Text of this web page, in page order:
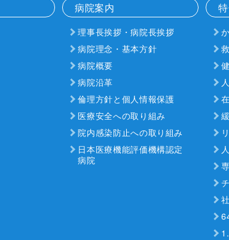
病院案内
理事長挨拶・病院長挨拶
病院理念・基本方針
病院概要
病院沿革
倫理方針と個人情報保護
医療安全への取り組み
院内感染防止への取り組み
日本医療機能評価機構認定
病院